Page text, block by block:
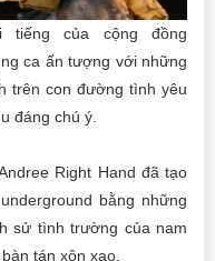
tiếng của cộng đồng
ca ấn tượng với những
trên con đường tình yêu
đáng chú ý.
Right Hand đã tạo
bằng những
sử tình trường của nam
tán xôn xao.